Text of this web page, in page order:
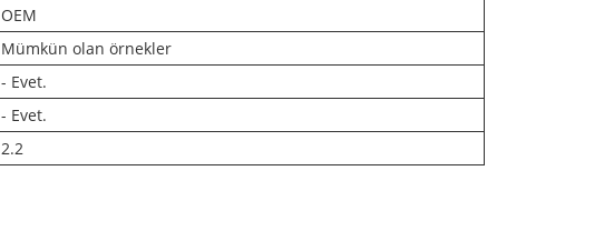
OEM
Mümkün olan örnekler
- Evet.
- Evet.
2.2